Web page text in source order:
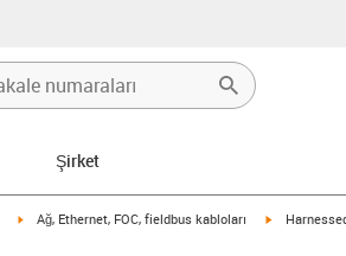
Şirket
igus-icon-arrow-right
Ağ, Ethernet, FOC, fieldbus kabloları igus-icon-